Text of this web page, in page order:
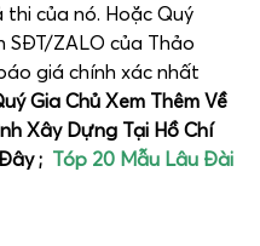
của nó. Hoặc Quý
SĐT/ZALO của Thảo
giá chính xác nhất
Gia Chủ Xem Thêm Về
Xây Dựng Tại Hồ Chí
; Tóp 20 Mẫu Lâu Đài